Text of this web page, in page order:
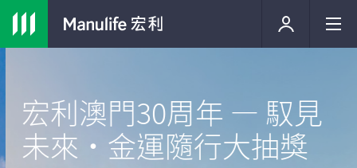
宏利澳門30周年 — 馭見
未來・金運隨行大抽獎